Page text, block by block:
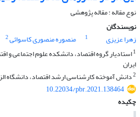
نوع مقاله : مقاله پژوهشی
نویسندگان
زهرا عزیزی
1 منصوره منصوری کاسوائی2
1استادیار گروه اقتصاد، دانشکده علوم اجتماعی و
ایران
2دانش آموخته کارشناسی ارشد اقتصاد، دانشگاه
10.22034/pbr.2021.138464
چکیده